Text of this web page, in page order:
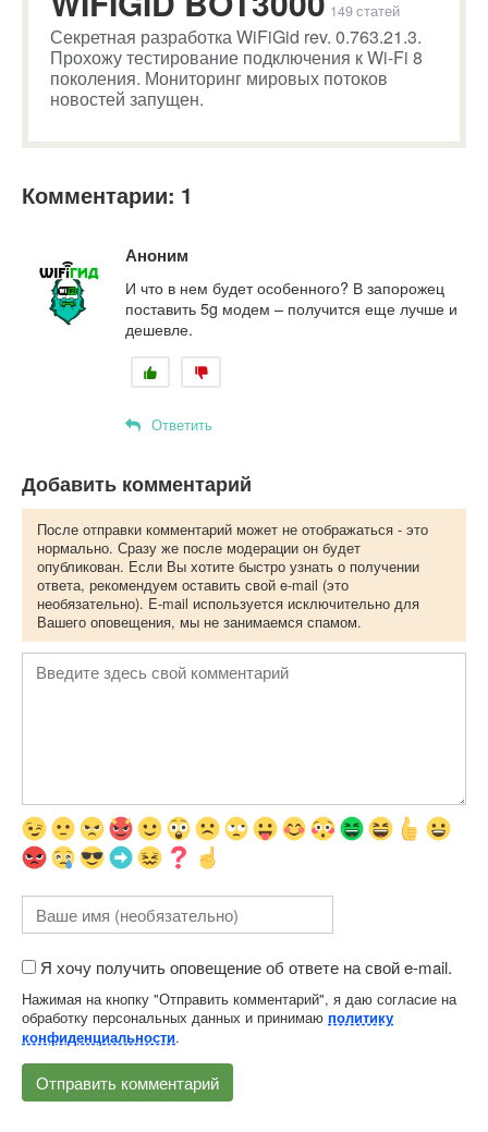
149 статей
Секретная разработка WiFiGid rev. 0.763.21.3.
Прохожу тестирование подключения к Wi-Fi 8
поколения. Мониторинг мировых потоков
новостей запущен.
Комментарии: 1
Аноним
И что в нем будет особенного? В запорожец
поставить 5g модем – получится еще лучше и
дешевле.
Ответить
Добавить комментарий
После отправки комментарий может не отображаться - это
нормально. Сразу же после модерации он будет
опубликован. Если Вы хотите быстро узнать о получении
ответа, рекомендуем оставить свой e-mail (это
необязательно). E-mail используется исключительно для
Вашего оповещения, мы не занимаемся спамом.
Я хочу получить оповещение об ответе на свой e-mail.
Нажимая на кнопку "Отправить комментарий", я даю согласие на
обработку персональных данных и принимаю политику
конфиденциальности.